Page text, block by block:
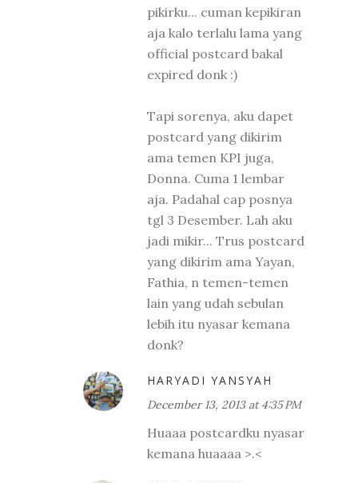
pikirku... cuman kepikiran
aja kalo terlalu lama yang
official postcard bakal
expired donk :)
Tapi sorenya, aku dapet
postcard yang dikirim
ama temen KPI juga,
Donna. Cuma 1 lembar
aja. Padahal cap posnya
tgl 3 Desember. Lah aku
jadi mikir... Trus postcard
yang dikirim ama Yayan,
Fathia, n temen-temen
lain yang udah sebulan
lebih itu nyasar kemana
donk?
HARYADI YANSYAH
December 13, 2013 at 4:35 PM
Huaaa postcardku nyasar
kemana huaaaa >.<